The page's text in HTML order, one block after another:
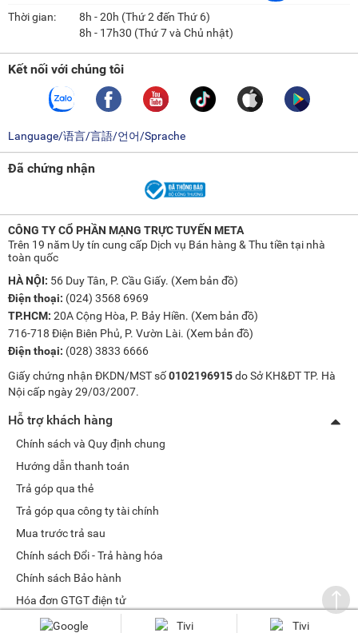
Thời gian:
8h - 20h (Thứ 2 đến Thứ 6)
8h - 17h30 (Thứ 7 và Chủ nhật)
Kết nối với chúng tôi
Language/语言/言語/언어/Sprache
Đã chứng nhận
CÔNG TY CỔ PHẦN MẠNG TRỰC TUYẾN META
Trên 19 năm Uy tín cung cấp Dịch vụ Bán hàng & Thu tiền tại nhà
toàn quốc
HÀ NỘI: 56 Duy Tân, P. Cầu Giấy. (Xem bản đồ)
Điện thoại: (024) 3568 6969
TP.HCM: 20A Cộng Hòa, P. Bảy Hiền. (Xem bản đồ)
716-718 Điện Biên Phủ, P. Vườn Lài. (Xem bản đồ)
Điện thoại: (028) 3833 6666
Giấy chứng nhận ĐKDN/MST số0102196915do Sở KH&ĐT TP. Hà
Nội cấp ngày 29/03/2007.
Hỗ trợ khách hàng
Chính sách và Quy định chung
Hướng dẫn thanh toán
Trả góp qua thẻ
Trả góp qua công ty tài chính
Mua trước trả sau
Chính sách Đổi - Trả hàng hóa
Chính sách Bảo hành
Hóa đơn GTGT điện tử
Chính sách bảo mật dữ liệu cá nhân